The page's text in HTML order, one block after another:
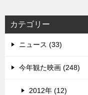
カテゴリー
ニュース (33)
今年観た映画 (248)
2012年 (12)